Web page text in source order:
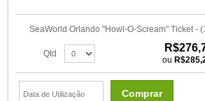
SeaWorld Orlando "Howl-O-Scream" Ticket -
Qtd
ou
Comprar